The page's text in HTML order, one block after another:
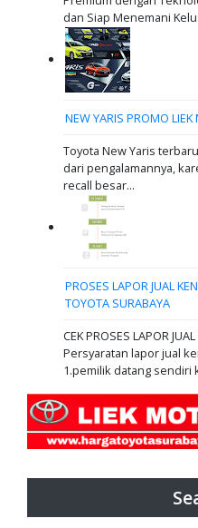
dan Siap Menemani
NEW YARIS PROMO LIEK
Toyota New Yaris
dari pengalamannya,
recall besar...
PROSES LAPOR JUAL
TOYOTA SURABAYA
CEK PROSES LAPOR
Persyaratan lapor jual
1.pemilik datang sendiri